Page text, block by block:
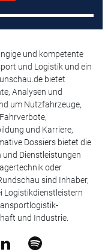
und kompetente
und Logistik und ein
bietet
Analysen und
um Nutzfahrzeuge,
und Karriere,
Dossiers bietet die
Dienstleistungen
oder
sind Inhaber,
Logistikdienstleistern
und Industrie.